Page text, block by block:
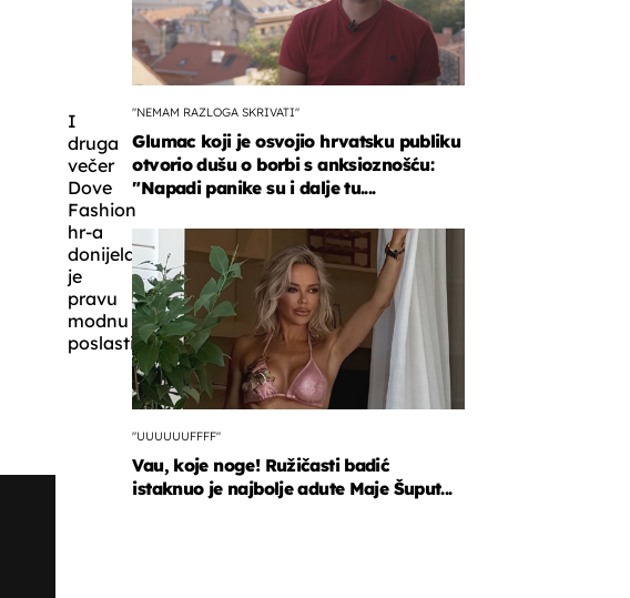
I
druga
večer
Dove
Fashion
hr-a
donijela
je
pravu
modnu
poslasticu.
"NEMAM RAZLOGA SKRIVATI"
Glumac koji je osvojio hrvatsku publiku
otvorio dušu o borbi s anksioznošću:
"Napadi panike su i dalje tu....
"UUUUUUFFFF"
Vau, koje noge! Ružičasti badić
istaknuo je najbolje adute Maje Šuput...